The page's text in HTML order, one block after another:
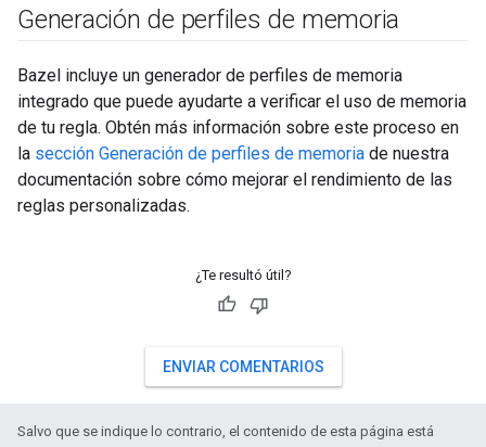
Generación de perfiles de memoria
Bazel incluye un generador de perfiles de memoria
integrado que puede ayudarte a verificar el uso de memoria
de tu regla. Obtén más información sobre este proceso en
la sección Generación de perfiles de memoria de nuestra
documentación sobre cómo mejorar el rendimiento de las
reglas personalizadas.
¿Te resultó útil?
ENVIAR COMENTARIOS
Salvo que se indique lo contrario, el contenido de esta página está